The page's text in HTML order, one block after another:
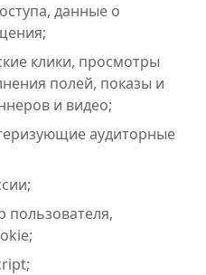
данные о
клики, просмотры
полей, показы и
и видео;
аудиторные
пользователя,